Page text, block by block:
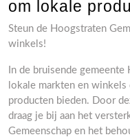
om lokale
Steun de Hoogstraten
winkels!
In de bruisende
lokale markten en
producten bieden. Door
draag je bij aan het
Gemeenschap en het